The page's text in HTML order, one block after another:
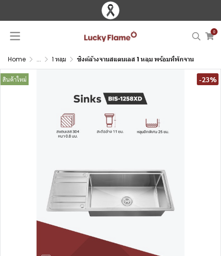
0
Home ... 1 หลุม ซิงค์ล้างจานสแตนเลส 1 หลุม พร้อมที่พักจาน
สินค้าใหม่ -23%